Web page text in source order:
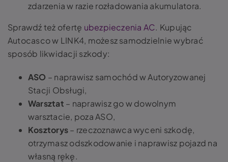
zdarzenia w razie rozładowania akumulatora.
Sprawdź też ofertę ubezpieczenia AC. Kupując
Autocasco w LINK4, możesz samodzielnie wybrać
sposób likwidacji szkody:
ASO – naprawisz samochód w Autoryzowanej
Stacji Obsługi,
Warsztat – naprawisz go w dowolnym
warsztacie, poza ASO,
Kosztorys– rzeczoznawca wyceni szkodę,
otrzymasz odszkodowanie i naprawisz pojazd na
własną rękę.